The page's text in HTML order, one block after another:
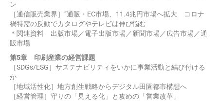
ン
［通信販売業界］”通販・EC市場、11.4兆円市場へ拡大 コロナ
禍特需の反動でカタログやテレビは伸び悩む
＊関連資料 出版市場／電子出版市場／新聞市場／広告市場／通
販市場
第5章 印刷産業の経営課題
［SDGs/ESG］サステナビリティをいかに事業活動と結び付ける
か
［地域活性化］地方創生戦略からデジタル田園都市構想へ
［経営管理］守りの「見える化」と攻めの「営業改革」